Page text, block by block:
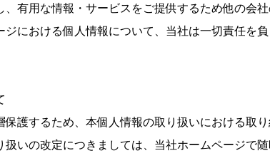
有用な情報・サービスをご提供するため他の会
における個人情報について、当社は一切責任を
護するため、本個人情報の取り扱いにおける取
いの改定につきましては、当社ホームページで随